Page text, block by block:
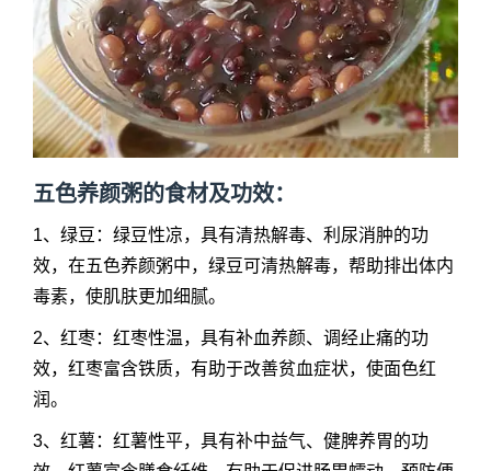
五色养颜粥的食材及功效：
1、绿豆：绿豆性凉，具有清热解毒、利尿消肿的功
效，在五色养颜粥中，绿豆可清热解毒，帮助排出体内
毒素，使肌肤更加细腻。
2、红枣：红枣性温，具有补血养颜、调经止痛的功
效，红枣富含铁质，有助于改善贫血症状，使面色红
润。
3、红薯：红薯性平，具有补中益气、健脾养胃的功